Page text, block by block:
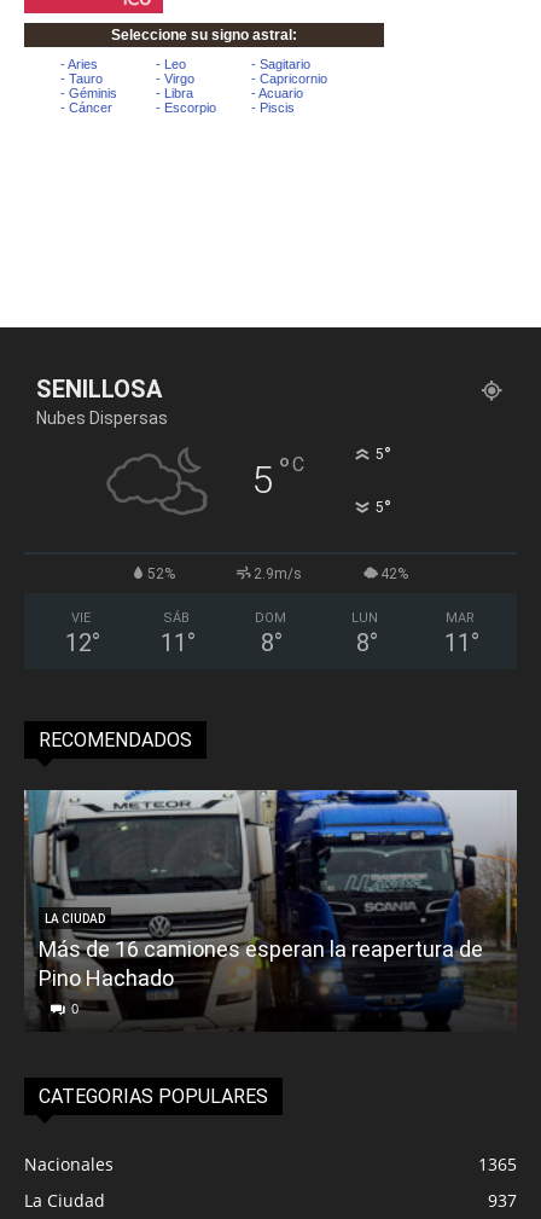
SENILLOSA
Nubes Dispersas
5 °C 5°
5°
52% 2.9m/s 42%
VIE
12°
SÁB
11 °
DOM
8°
LUN
8°
MAR
11 °
RECOMENDADOS
LA CIUDAD
Más de 16 camiones esperan la reapertura de
Pino Hachado
0
CATEGORIAS POPULARES
Nacionales
1365
La Ciudad
937